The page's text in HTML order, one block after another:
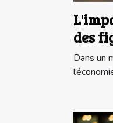
des
Pop
Dans un